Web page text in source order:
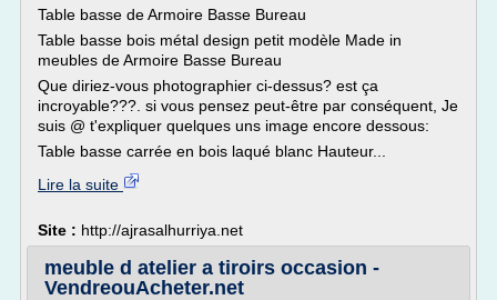
Table basse de Armoire Basse Bureau
Table basse bois métal design petit modèle Made in
meubles de Armoire Basse Bureau
Que diriez-vous photographier ci-dessus? est ça
incroyable???. si vous pensez peut-être par conséquent, Je
suis @ t'expliquer quelques uns image encore dessous:
Table basse carrée en bois laqué blanc Hauteur...
Lire la suite
Site : http://ajrasalhurriya.net
meuble d atelier a tiroirs occasion -
VendreouAcheter.net